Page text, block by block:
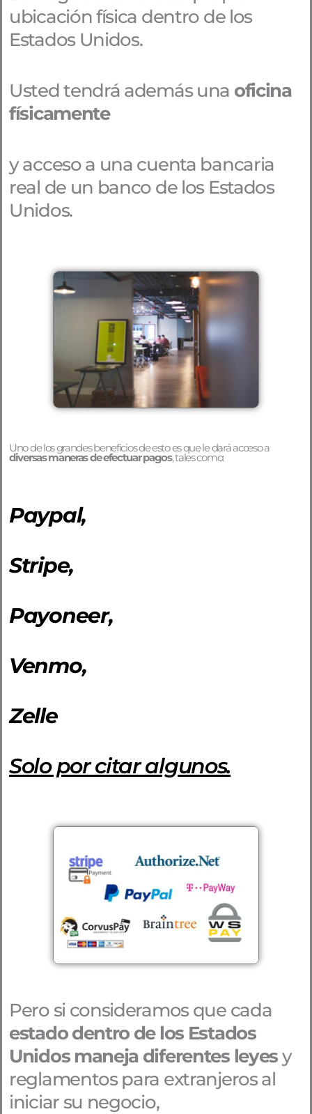
ubicación física dentro de los
Estados Unidos.
Usted tendrá además una oficina
físicamente
y acceso a una cuenta bancaria
real de un banco de los Estados
Unidos.
Uno de los grandes beneficios de esto es que le dará acceso a
diversas maneras de efectuar pagos, tales como:
Paypal,
Stripe,
Payoneer,
Venmo,
Zelle
Solo por citar algunos.
Pero si consideramos que cada
estado dentro de los Estados
Unidos maneja diferentes leyesy
reglamentos para extranjeros al
iniciar su negocio,